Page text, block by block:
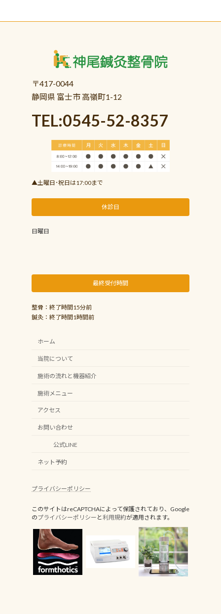
〒417-0044
静岡県 富士市 高嶺町1-12
TEL:0545-52-8357
▲土曜日･祝日は17:00まで
休診日
日曜日
最終受付時間
整骨：終了時間15分前
鍼灸：終了時間1時間前
ホーム
当院について
施術の流れと機器紹介
施術メニュー
アクセス
お問い合わせ
公式LINE
ネット予約
プライバシーポリシー
このサイトはreCAPTCHAによって保護されており、Google
のプライバシーポリシー と利用規約が適用されます。